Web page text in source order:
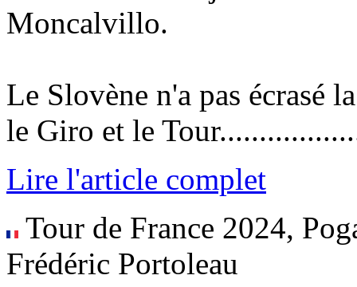
Moncalvillo.
Le Slovène n'a pas écrasé
le Giro et le
Lire l'article complet
Tour de France 2024,
Frédéric Portoleau